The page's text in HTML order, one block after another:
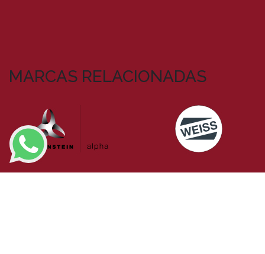
MARCAS RELACIONADAS